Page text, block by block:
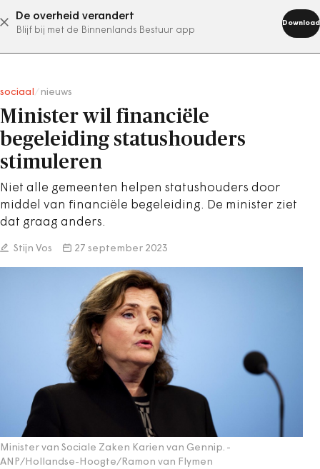
De overheid verandert
Blijf bij met de Binnenlands Bestuur app
Download
abonneer nu
sociaal nieuws
Minister wil financiële
begeleiding statushouders
stimuleren
Niet alle gemeenten helpen statushouders door
middel van financiële begeleiding. De minister ziet
dat graag anders.
Stijn Vos 27 september 2023
Minister van Sociale Zaken Karien van Gennip. -
ANP/Hollandse-Hoogte/Ramon van Flymen